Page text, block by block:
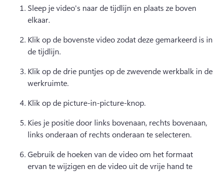
Sleep je video's naar de tijdlijn en plaats ze boven
elkaar.
Klik op de bovenste video zodat deze gemarkeerd is in
de tijdlijn.
Klik op de drie puntjes op de zwevende werkbalk in de
werkruimte.
Klik op de picture-in-picture-knop.
Kies je positie door links bovenaan, rechts bovenaan,
links onderaan of rechts onderaan te selecteren.
Gebruik de hoeken van de video om het formaat
ervan te wijzigen en de video uit de vrije hand te